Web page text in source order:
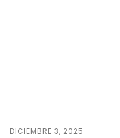
DICIEMBRE 3, 2025